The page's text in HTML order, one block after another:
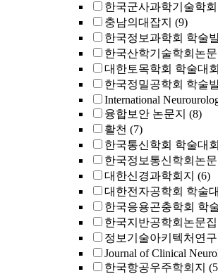
한국군사과학기술학회
충남의대잡지 (9)
한국정보과학회 학술
한국산학기술학회논문
대한토목학회 학술대회
한국정밀공학회 학술
International
융합보안 논문지 (8)
활천 (7)
한국통신학회 학술대
한국정보통신학회논문
대한신경과학회지 (6)
대한전자공학회 학술
한국응용곤충학회 학
한국지반공학회논문집
정보기술아키텍처연구
Journal of Clinical
한국항공우주학회지